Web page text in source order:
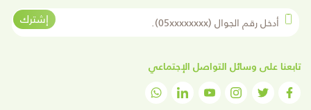
أدخل رقم الجوال
إشترك
تابعنا على وسائل التواصل الإجتماعي